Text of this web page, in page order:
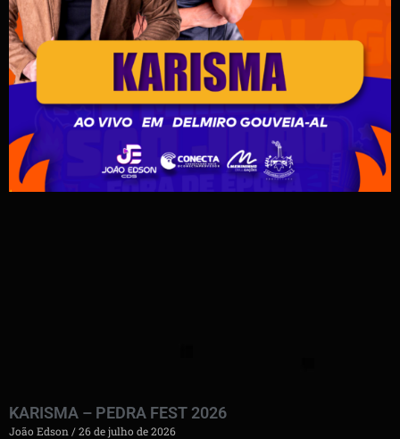
KARISMA – PEDRA FEST 2026
João Edson 26 de julho de 2026